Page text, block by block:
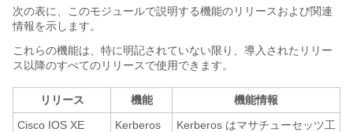
次の表に、このモジュールで説明する機能のリリースおよび関連
情報を示します。
これらの機能は、特に明記されていない限り、導入されたリリー
ス以降のすべてのリリースで使用できます。
リリース 機能
機能情報
Cisco IOS XE
Kerberos
Kerberos はマサチューセッツ工